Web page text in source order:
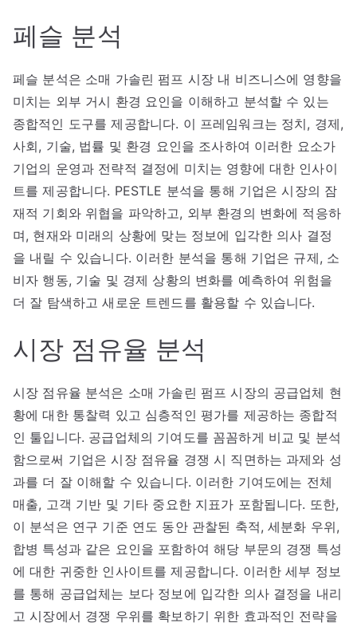
페슬 분석
페슬 분석은 소매 가솔린 펌프 시장 내 비즈니스에 영향을
미치는 외부 거시 환경 요인을 이해하고 분석할 수 있는
종합적인 도구를 제공합니다. 이 프레임워크는 정치, 경제,
사회, 기술, 법률 및 환경 요인을 조사하여 이러한 요소가
기업의 운영과 전략적 결정에 미치는 영향에 대한 인사이
트를 제공합니다. PESTLE 분석을 통해 기업은 시장의 잠
재적 기회와 위협을 파악하고, 외부 환경의 변화에 적응하
며, 현재와 미래의 상황에 맞는 정보에 입각한 의사 결정
을 내릴 수 있습니다. 이러한 분석을 통해 기업은 규제, 소
비자 행동, 기술 및 경제 상황의 변화를 예측하여 위험을
더 잘 탐색하고 새로운 트렌드를 활용할 수 있습니다.
시장 점유율 분석
시장 점유율 분석은 소매 가솔린 펌프 시장의 공급업체 현
황에 대한 통찰력 있고 심층적인 평가를 제공하는 종합적
인 툴입니다. 공급업체의 기여도를 꼼꼼하게 비교 및 분석
함으로써 기업은 시장 점유율 경쟁 시 직면하는 과제와 성
과를 더 잘 이해할 수 있습니다. 이러한 기여도에는 전체
매출, 고객 기반 및 기타 중요한 지표가 포함됩니다. 또한,
이 분석은 연구 기준 연도 동안 관찰된 축적, 세분화 우위,
합병 특성과 같은 요인을 포함하여 해당 부문의 경쟁 특성
에 대한 귀중한 인사이트를 제공합니다. 이러한 세부 정보
를 통해 공급업체는 보다 정보에 입각한 의사 결정을 내리
고 시장에서 경쟁 우위를 확보하기 위한 효과적인 전략을